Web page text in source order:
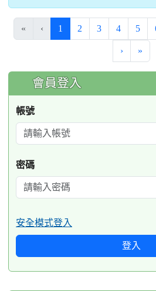
« ‹ 1 (current)
2 3 4 5
› »
:::
會員登入
帳號
密碼
安全模式登入
登入